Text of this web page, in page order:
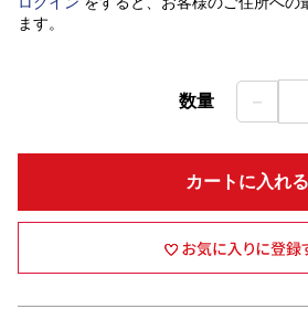
ます。
数量 －
カートに入れる